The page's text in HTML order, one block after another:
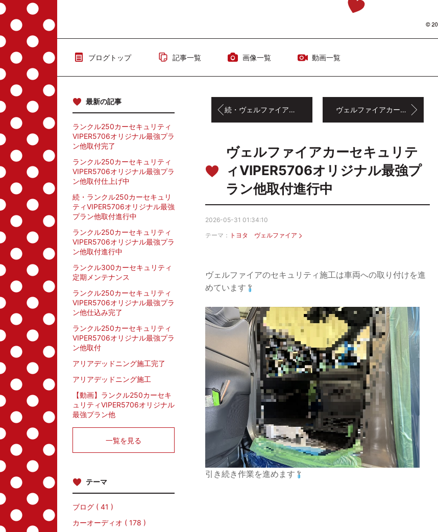
ブログトップ 記事一覧 画像一覧 動画一覧
続・ヴェルファイアカーセキュリティVIPER5706オリジナル最強プラン他取付進行中 ヴェルファイアカーセキュリティVIPER5706オリジナル最強プラン他仕込み完了
ヴェルファイアカーセキュリテ
ィVIPER5706オリジナル最強プ
ラン他取付進行中
2026-05-31 01:34:10
テーマ： トヨタ ヴェルファイア
ヴェルファイアのセキュリティ施工は車両への取り付けを進
めています
引き続き作業を進めます
最新の記事
ランクル250カーセキュリティ
VIPER5706オリジナル最強プラ
ン他取付完了
ランクル250カーセキュリティ
VIPER5706オリジナル最強プラ
ン他取付仕上げ中
続・ランクル250カーセキュリ
ティVIPER5706オリジナル最強
プラン他取付進行中
ランクル250カーセキュリティ
VIPER5706オリジナル最強プラ
ン他取付進行中
ランクル300カーセキュリティ
定期メンテナンス
ランクル250カーセキュリティ
VIPER5706オリジナル最強プラ
ン他仕込み完了
ランクル250カーセキュリティ
VIPER5706オリジナル最強プラ
ン他取付
アリアデッドニング施工完了
アリアデッドニング施工
【動画】ランクル250カーセキ
ュリティVIPER5706オリジナル
最強プラン他
一覧を見る
テーマ
ブログ ( 41 )
カーオーディオ ( 178 )